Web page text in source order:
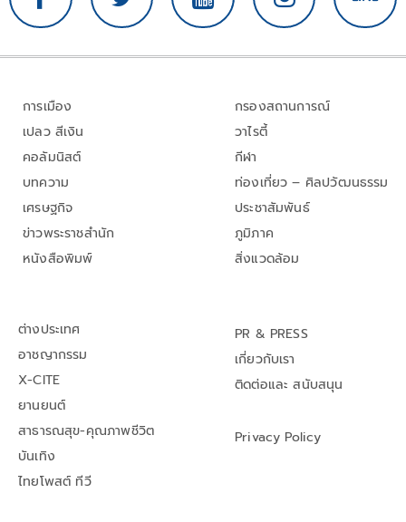
การเมือง
เปลว สีเงิน
คอลัมนิสต์
บทความ
เศรษฐกิจ
ข่าวพระราชสำนัก
หนังสือพิมพ์
กรองสถานการณ์
วาไรตี้
กีฬา
ท่องเที่ยว – ศิลปวัฒนธรรม
ประชาสัมพันธ์
ภูมิภาค
สิ่งแวดล้อม
ต่างประเทศ
อาชญากรรม
X-CITE
ยานยนต์
สาธารณสุข-คุณภาพชีวิต
บันเทิง
ไทยโพสต์ ทีวี
PR & PRESS
เกี่ยวกับเรา
ติดต่อและ สนับสนุน
Privacy Policy